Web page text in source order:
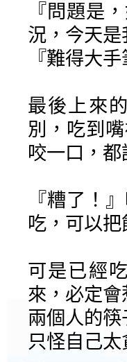
『問題是
況，今天是
『難得大
最後上來
別，吃到
咬一口，都
『糟了！
吃，可以把
可是已經
來，必定會
兩個人的
只怪自己